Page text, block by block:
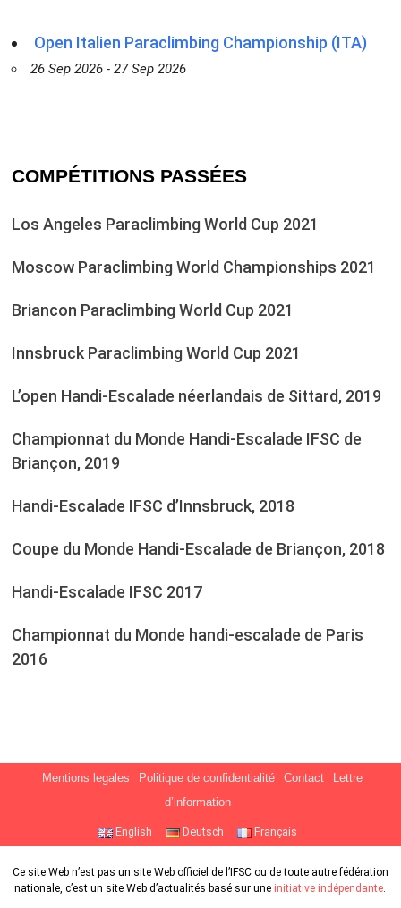
Open Italien Paraclimbing Championship (ITA)
26 Sep 2026 - 27 Sep 2026
COMPÉTITIONS PASSÉES
Los Angeles Paraclimbing World Cup 2021
Moscow Paraclimbing World Championships 2021
Briancon Paraclimbing World Cup 2021
Innsbruck Paraclimbing World Cup 2021
L’open Handi-Escalade néerlandais de Sittard, 2019
Championnat du Monde Handi-Escalade IFSC de
Briançon, 2019
Handi-Escalade IFSC d’Innsbruck, 2018
Coupe du Monde Handi-Escalade de Briançon, 2018
Handi-Escalade IFSC 2017
Championnat du Monde handi-escalade de Paris
2016
Mentions legales Politique de confidentialité Contact
Lettre
d’information
English Deutsch Français
Ce site Web n’est pas un site Web officiel de l’IFSC ou de toute autre fédération
nationale, c’est un site Web d’actualités basé sur une initiative indépendante.